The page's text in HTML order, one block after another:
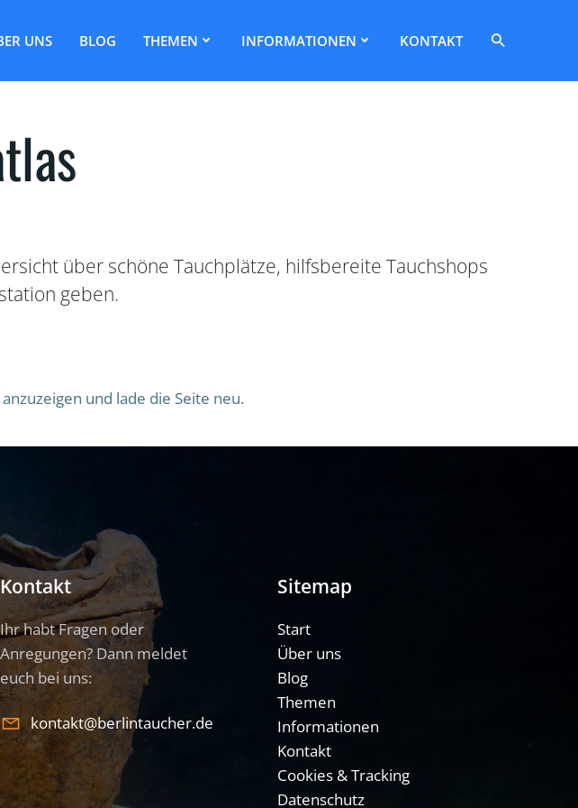
UNS BLOG THEMEN INFORMATIONEN KONTAKT
Search Button
über schöne Tauchplätze, hilfsbereite Tauchshops
geben.
und lade die Seite neu.
Kontakt
Ihr habt Fragen oder
Anregungen? Dann meldet
euch bei uns:
kontakt@berlintaucher.de
Sitemap
Start
Über uns
Blog
Themen
Informationen
Kontakt
Cookies & Tracking
Datenschutz